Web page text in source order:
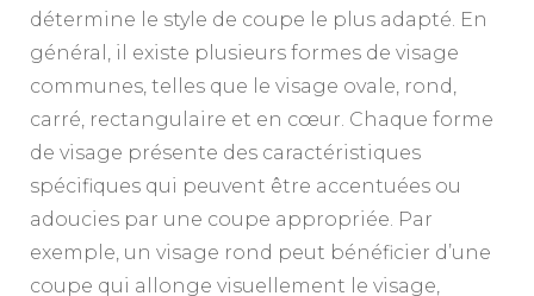
détermine le style de coupe le plus adapté. En
général, il existe plusieurs formes de visage
communes, telles que le visage ovale, rond,
carré, rectangulaire et en cœur. Chaque forme
de visage présente des caractéristiques
spécifiques qui peuvent être accentuées ou
adoucies par une coupe appropriée. Par
exemple, un visage rond peut bénéficier d’une
coupe qui allonge visuellement le visage,